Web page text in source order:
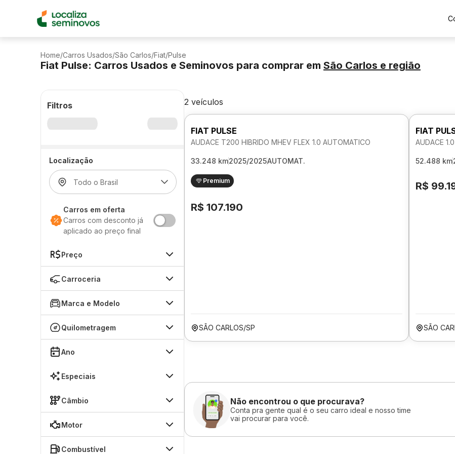
Home/Carros Usados/São Carlos/Fiat/Pulse
Fiat Pulse: Carros Usados e Seminovos para comprar em São Carlos e região
Filtros
Localização
Carros em oferta
Carros com desconto já
aplicado ao preço final
Preço
Carroceria
Marca e Modelo
Quilometragem
Ano
Especiais
Câmbio
Motor
Combustível
2 veículos
FIAT PULSE
AUDACE T200 HIBRIDO MHEV FLEX 1.0 AUTOMATICO
33.248 km2025/2025AUTOMAT.
Premium
R$ 107.190
SÃO CARLOS/SP
FIAT
AUDACE
52.488 km
R$
SÃO
Não encontrou o que procurava?
Conta pra gente qual é o seu carro ideal e nosso time
vai procurar para você.